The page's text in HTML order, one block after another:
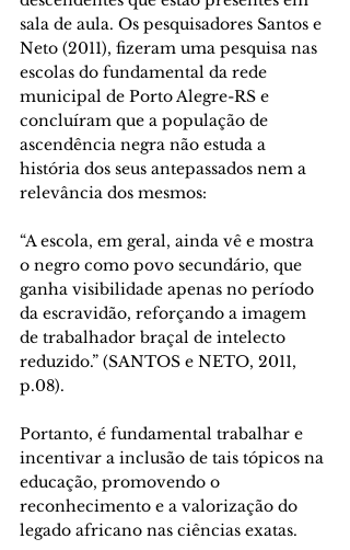
sala de aula. Os pesquisadores Santos e
Neto (2011), fizeram uma pesquisa nas
escolas do fundamental da rede
municipal de Porto Alegre-RS e
concluíram que a população de
ascendência negra não estuda a
história dos seus antepassados nem a
relevância dos mesmos:
“A escola, em geral, ainda vê e mostra
o negro como povo secundário, que
ganha visibilidade apenas no período
da escravidão, reforçando a imagem
de trabalhador braçal de intelecto
reduzido.” (SANTOS e NETO, 2011,
p.08).
Portanto, é fundamental trabalhar e
incentivar a inclusão de tais tópicos na
educação, promovendo o
reconhecimento e a valorização do
legado africano nas ciências exatas.